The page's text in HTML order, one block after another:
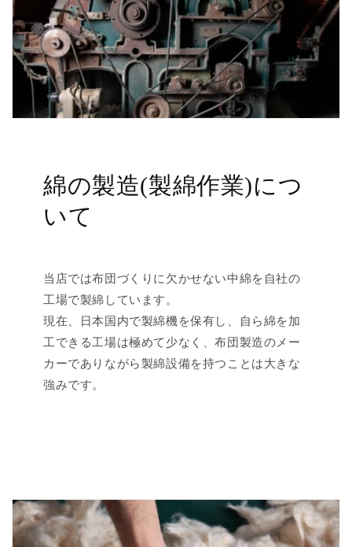
綿の製造(製綿作業)につ
いて
当店では布団づくりに欠かせない中綿を自社の
工場で製綿しています。
現在、日本国内で製綿機を保有し、自ら綿を加
工できる工場は極めて少なく、布団製造のメー
カーでありながら製綿設備を持つことは大きな
強みです。